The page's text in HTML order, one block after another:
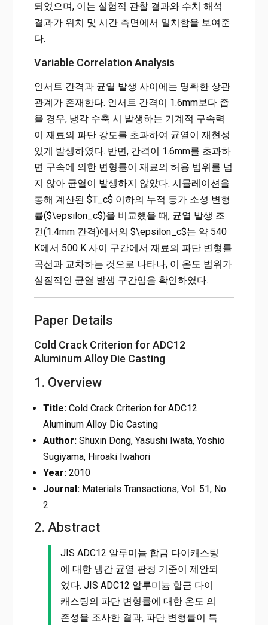
되었으며, 이는 실험적 관찰 결과와 수치 해석
결과가 위치 및 시간 측면에서 일치함을 보여준
다.
Variable Correlation Analysis
인서트 간격과 균열 발생 사이에는 명확한 상관
관계가 존재한다. 인서트 간격이 1.6mm보다 좁
을 경우, 냉각 수축 시 발생하는 기계적 구속력
이 재료의 파단 강도를 초과하여 균열이 재현성
있게 발생하였다. 반면, 간격이 1.6mm를 초과하
면 구속에 의한 변형률이 재료의 허용 범위를 넘
지 않아 균열이 발생하지 않았다. 시뮬레이션을
통해 계산된 $T_c$ 이하의 누적 등가 소성 변형
률($\epsilon_c$)을 비교했을 때, 균열 발생 조
건(1.4mm 간격)에서의 $\epsilon_c$는 약 540
K에서 500 K 사이 구간에서 재료의 파단 변형률
곡선과 교차하는 것으로 나타나, 이 온도 범위가
실질적인 균열 발생 구간임을 확인하였다.
Paper Details
Cold Crack Criterion for ADC12
Aluminum Alloy Die Casting
1. Overview
Title:Cold Crack Criterion for ADC12
Aluminum Alloy Die Casting
Author:Shuxin Dong, Yasushi Iwata, Yoshio
Sugiyama, Hiroaki Iwahori
Year:2010
Journal:Materials Transactions, Vol. 51, No.
2
2. Abstract
JIS ADC12 알루미늄 합금 다이캐스팅
에 대한 냉간 균열 판정 기준이 제안되
었다. JIS ADC12 알루미늄 합금 다이
캐스팅의 파단 변형률에 대한 온도 의
존성을 조사한 결과, 파단 변형률이 특